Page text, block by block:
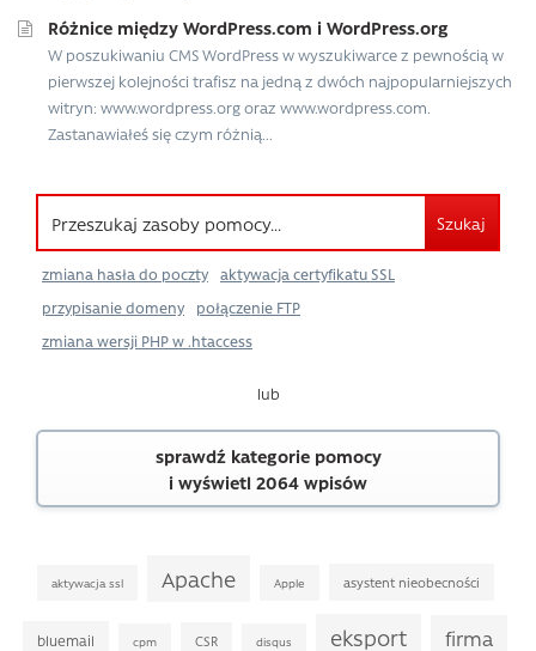
Różnice między WordPress.com i WordPress.org
W poszukiwaniu CMS WordPress w wyszukiwarce z pewnością w
pierwszej kolejności trafisz na jedną z dwóch najpopularniejszych
witryn: www.wordpress.org oraz www.wordpress.com.
Zastanawiałeś się czym różnią...
Szukaj
zmiana hasła do poczty
aktywacja certyfikatu SSL
przypisanie domeny
połączenie FTP
zmiana wersji PHP w .htaccess
lub
sprawdź kategorie pomocy
i wyświetl 2064 wpisów
aktywacja ssl Apache Apple asystent nieobecności
bluemail cpm CSR disqus eksport firma